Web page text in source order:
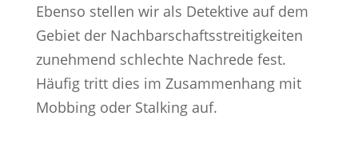
Ebenso stellen wir als Detektive auf dem
Gebiet der Nachbarschaftsstreitigkeiten
zunehmend schlechte Nachrede fest.
Häufig tritt dies im Zusammenhang mit
Mobbing oder Stalking auf.